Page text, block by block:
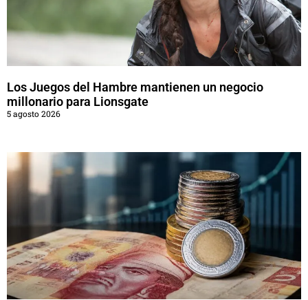
Los Juegos del Hambre mantienen un negocio
millonario para Lionsgate
5 agosto 2026